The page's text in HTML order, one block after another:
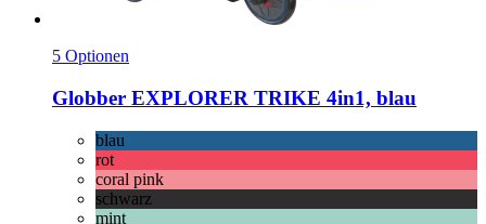
5 Optionen
Globber EXPLORER TRIKE 4in1, blau
blau
rot
coral pink
schwarz
mint